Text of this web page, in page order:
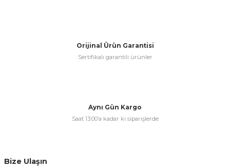
Orijinal Ürün Garantisi
Sertifikalı garantili ürünler
Aynı Gün Kargo
Saat 13:00’a kadar ki siparişlerde
Bize Ulaşın